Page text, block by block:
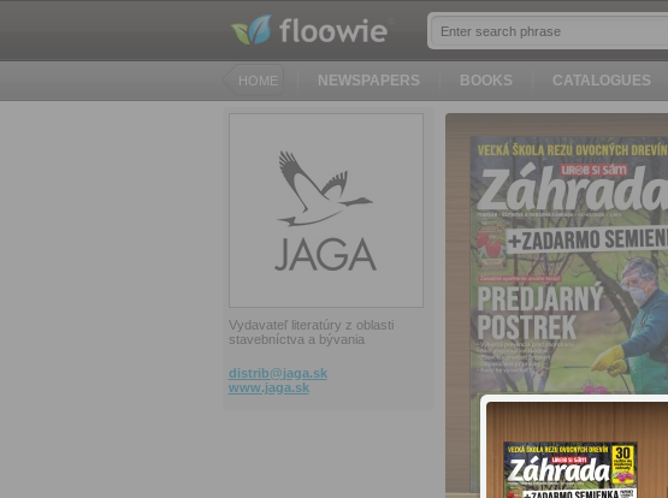
HOME NEWSPAPERS BOOKS CATALOGUES
Vydavateľ literatúry z oblasti
stavebníctva a bývania
distrib@jaga.sk
www.jaga.sk